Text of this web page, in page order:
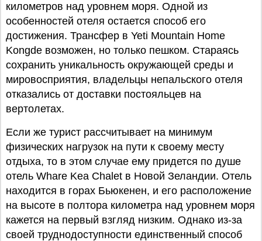
километров над уровнем моря. Одной из
особенностей отеля остается способ его
достижения. Трансфер в Yeti Mountain Home
Kongde возможен, но только пешком. Стараясь
сохранить уникальность окружающей среды и
мировосприятия, владельцы непальского отеля
отказались от доставки постояльцев на
вертолетах.
Если же турист рассчитывает на минимум
физических нагрузок на пути к своему месту
отдыха, то в этом случае ему придется по душе
отель Whare Kea Chalet в Новой Зеландии. Отель
находится в горах Бьюкенен, и его расположение
на высоте в полтора километра над уровнем моря
кажется на первый взгляд низким. Однако из-за
своей труднодоступности единственный способ